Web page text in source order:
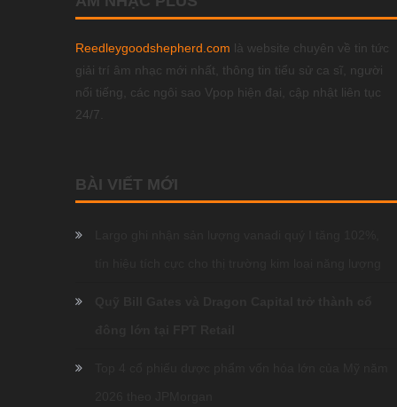
Reedleygoodshepherd.com là website chuyên về tin tức
giải trí âm nhạc mới nhất, thông tin tiểu sử ca sĩ, người
nổi tiếng, các ngôi sao Vpop hiện đại, cập nhật liên tục
24/7.
BÀI VIẾT MỚI